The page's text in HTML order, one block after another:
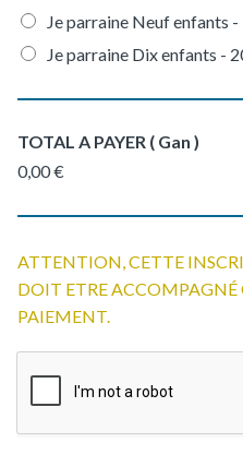
Je parraine Neuf enfants -
Je parraine Dix enfants -
TOTAL A PAYER ( Gan )
0,00 €
ATTENTION, CETTE
DOIT ETRE
PAIEMENT.